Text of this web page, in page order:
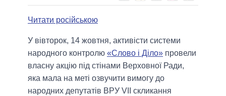
КАБІНЕТ МІНІСТРІВ
МЕРИ МІСТ
ВСІ ПЕРСОНИ
ПІДТРИМАТИ
ПОРІВНЯННЯ ПОЛІТИКІВ
Читати російською
У вівторок, 14 жовтня, активісти системи
народного контролю «Слово і Діло» провели
власну акцію під стінами Верховної Ради,
яка мала на меті озвучити вимогу до
народних депутатів ВРУ VII скликання